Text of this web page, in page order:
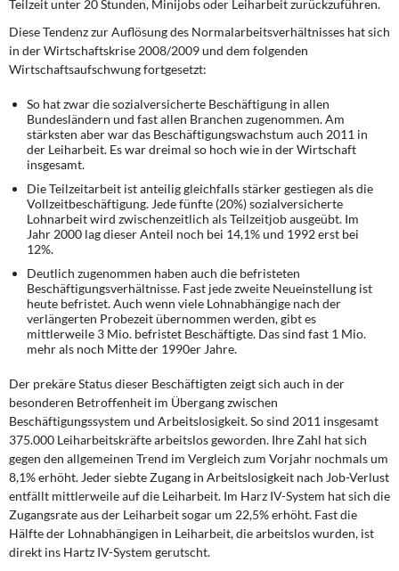
Teilzeit unter 20 Stunden, Minijobs oder Leiharbeit zurückzuführen.
Diese Tendenz zur Auflösungdes Normalarbeitsverhältnisses hat sich
in der Wirtschaftskrise 2008/2009 und dem folgenden
Wirtschaftsaufschwung fortgesetzt:
So hat zwar die sozialversicherte Beschäftigung in allen
Bundesländern und fast allen Branchen zugenommen. Am
stärksten aber war das Beschäftigungswachstum auch 2011 in
der Leiharbeit. Es war dreimal so hoch wie in der Wirtschaft
insgesamt.
Die Teilzeitarbeit ist anteilig gleichfalls stärker gestiegen als die
Vollzeitbeschäftigung. Jede fünfte (20%) sozialversicherte
Lohnarbeit wird zwischenzeitlich als Teilzeitjob ausgeübt. Im
Jahr 2000 lag dieser Anteil noch bei 14,1% und 1992 erst bei
12%.
Deutlich zugenommen haben auch die befristeten
Beschäftigungsverhältnisse. Fast jede zweite Neueinstellung ist
heute befristet. Auch wenn viele Lohnabhängige nach der
verlängerten Probezeit übernommen werden, gibt es
mittlerweile 3 Mio. befristet Beschäftigte. Das sind fast 1 Mio.
mehr als noch Mitte der 1990er Jahre.
Der prekäre Status dieser Beschäftigten zeigt sich auch in der
besonderen Betroffenheit im Übergang zwischen
Beschäftigungssystem und Arbeitslosigkeit. So sind 2011 insgesamt
375.000 Leiharbeitskräfte arbeitslos geworden. Ihre Zahl hat sich
gegen den allgemeinen Trend im Vergleich zum Vorjahr nochmals um
8,1% erhöht. Jeder siebte Zugang in Arbeitslosigkeit nach Job-Verlust
entfällt mittlerweile auf die Leiharbeit. Im Harz IV-System hat sich die
Zugangsrate aus der Leiharbeit sogar um 22,5% erhöht. Fast die
Hälfte der Lohnabhängigen in Leiharbeit, die arbeitslos wurden, ist
direkt ins Hartz IV-System gerutscht.